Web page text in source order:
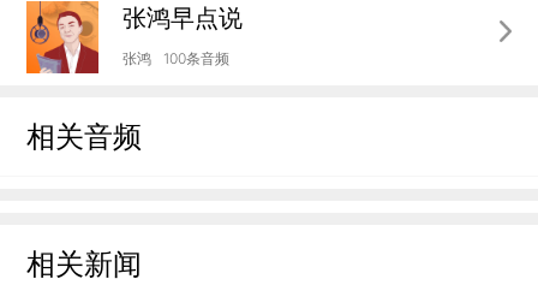
张鸿早点说
张鸿 100条音频
相关音频
相关新闻